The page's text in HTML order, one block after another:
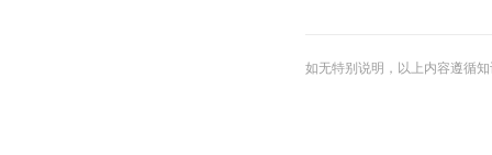
如无特别说明，以上内容遵循